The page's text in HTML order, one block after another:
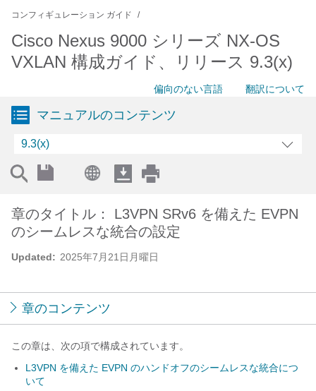
コンフィギュレーション ガイド
Cisco Nexus 9000 シリーズ NX-OS
VXLAN 構成ガイド、リリース 9.3(x)
偏向のない言語 翻訳について
マニュアルのコンテンツ
9.3(x)
Updated: 2025年7月21日月曜日
章のタイトル： L3VPN SRv6 を備えた EVPN
のシームレスな統合の設定
章のコンテンツ
この章は、次の項で構成されています。
L3VPN を備えた EVPN のハンドオフのシームレスな統合につ
いて